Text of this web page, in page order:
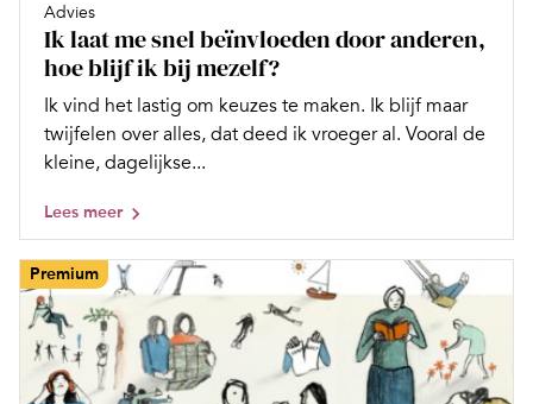
Advies
Ik laat me snel beïnvloeden door anderen,
hoe blijf ik bij mezelf?
Ik vind het lastig om keuzes te maken. Ik blijf maar
twijfelen over alles, dat deed ik vroeger al. Vooral de
kleine, dagelijkse...
Lees meer
Premium